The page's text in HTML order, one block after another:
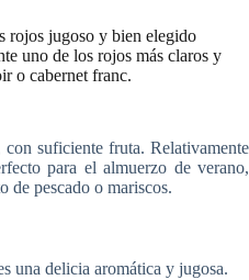
rojos jugoso y bien elegido
uno de los rojos más claros y
o cabernet franc.
suficiente fruta. Relativamente
para el almuerzo de verano,
de pescado o mariscos.
una delicia aromática y jugosa.